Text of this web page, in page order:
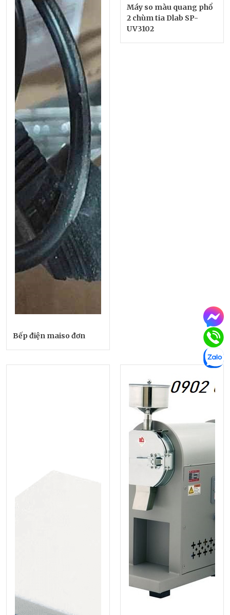
Bếp điện maiso đơn
Máy so màu quang phổ
2 chùm tia Dlab SP-
UV3102